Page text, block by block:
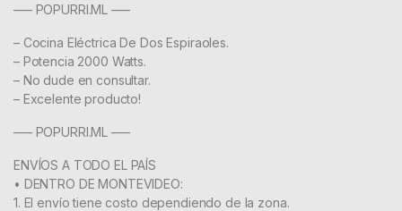
—– POPURRI.ML —–
– Cocina Eléctrica De Dos Espiraoles.
– Potencia 2000 Watts.
– No dude en consultar.
– Excelente producto!
—– POPURRI.ML —–
ENVÍOS A TODO EL PAÍS
• DENTRO DE MONTEVIDEO:
1. El envío tiene costo dependiendo de la zona.